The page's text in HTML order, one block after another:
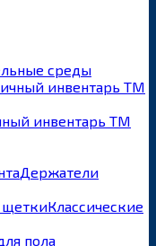
среды
инвентарь ТМ
Держатели
Классические